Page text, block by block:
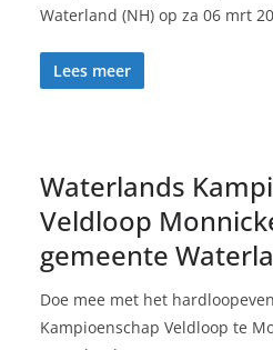
Waterland (NH) op za 06 mrt
Lees meer
Waterlands
Veldloop
gemeente
Doe mee met het
Kampioenschap Veldloop te